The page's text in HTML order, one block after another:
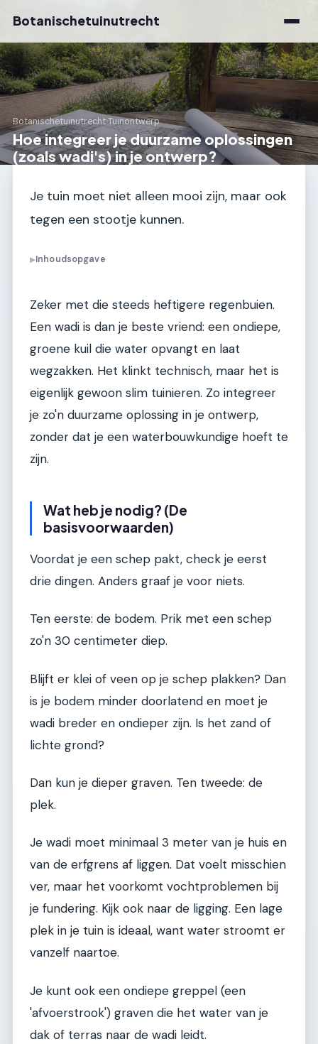
Botanischetuinutrecht
Botanischetuinutrecht›Tuinontwerp
Hoe integreer je duurzame oplossingen
(zoals wadi's) in je ontwerp?
Je tuin moet niet alleen mooi zijn, maar ook
tegen een stootje kunnen.
▶Inhoudsopgave
Zeker met die steeds heftigere regenbuien.
Een wadi is dan je beste vriend: een ondiepe,
groene kuil die water opvangt en laat
wegzakken. Het klinkt technisch, maar het is
eigenlijk gewoon slim tuinieren. Zo integreer
je zo'n duurzame oplossing in je ontwerp,
zonder dat je een waterbouwkundige hoeft te
zijn.
Wat heb je nodig? (De
basisvoorwaarden)
Voordat je een schep pakt, check je eerst
drie dingen. Anders graaf je voor niets.
Ten eerste: de bodem. Prik met een schep
zo'n 30 centimeter diep.
Blijft er klei of veen op je schep plakken? Dan
is je bodem minder doorlatend en moet je
wadi breder en ondieper zijn. Is het zand of
lichte grond?
Dan kun je dieper graven. Ten tweede: de
plek.
Je wadi moet minimaal 3 meter van je huis en
van de erfgrens af liggen. Dat voelt misschien
ver, maar het voorkomt vochtproblemen bij
je fundering. Kijk ook naar de ligging. Een lage
plek in je tuin is ideaal, want water stroomt er
vanzelf naartoe.
Je kunt ook een ondiepe greppel (een
'afvoerstrook') graven die het water van je
dak of terras naar de wadi leidt.